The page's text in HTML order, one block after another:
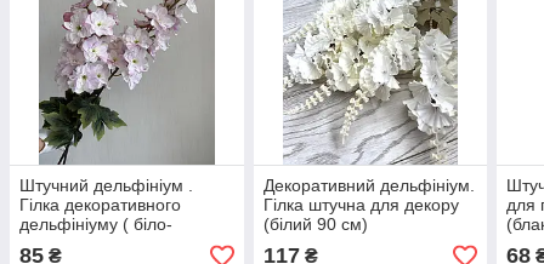
Штучний дельфініум .
Гілка декоративного
дельфініуму ( біло-
рожевий , 85 см )
85 ₴
Декоративний дельфініум.
Гілка штучна для декору
(білий 90 см)
117₴
для
68